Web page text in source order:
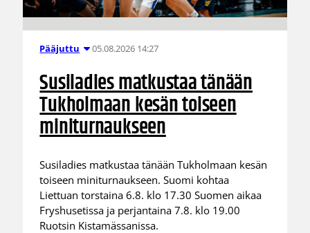
Pääjuttu 05.08.2026 14:27
Susiladies matkustaa tänään
Tukholmaan kesän toiseen
miniturnaukseen
Susiladies matkustaa tänään Tukholmaan kesän
toiseen miniturnaukseen. Suomi kohtaa
Liettuan torstaina 6.8. klo 17.30 Suomen aikaa
Fryshusetissa ja perjantaina 7.8. klo 19.00
Ruotsin Kistamässanissa.